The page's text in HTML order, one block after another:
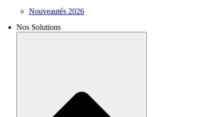
Nouveautés 2026
Nos Solutions